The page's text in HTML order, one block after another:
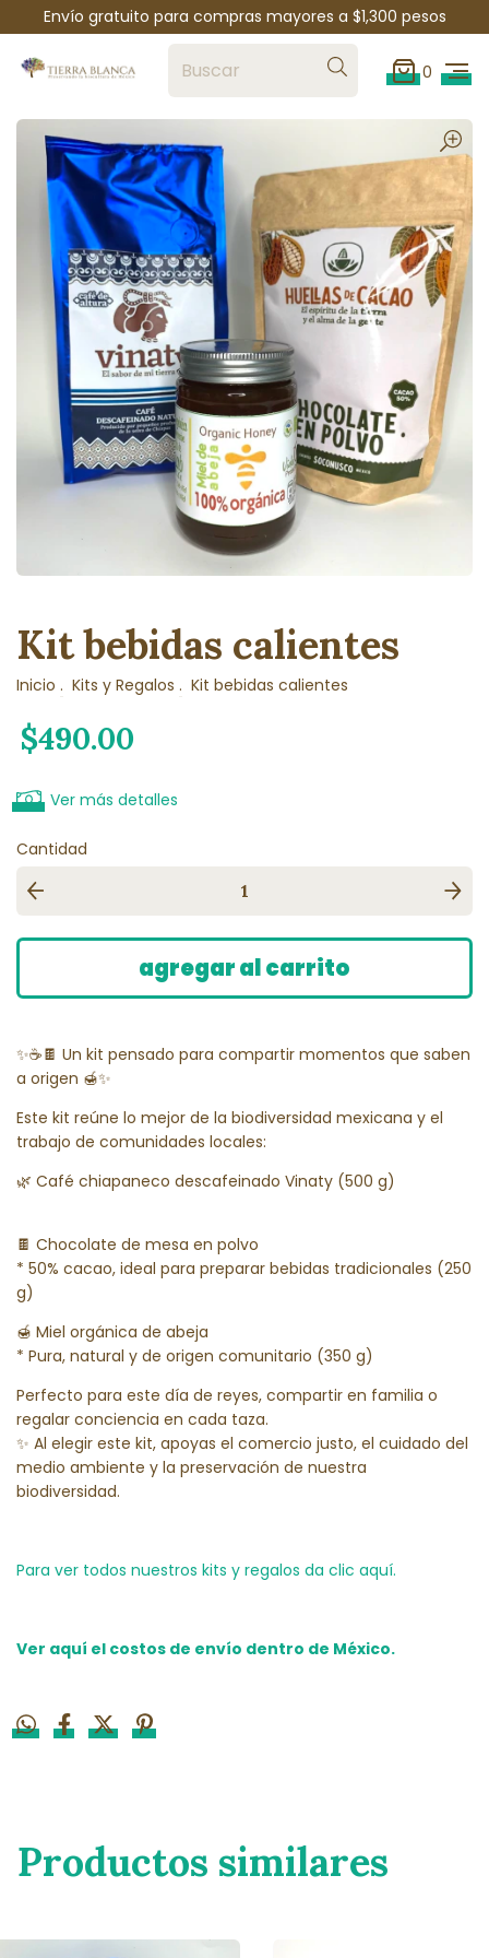
Envío gratuito para compras mayores a $1,300 pesos
0
Kit bebidas calientes
Inicio . Kits y Regalos . Kit bebidas calientes
$490.00
Ver más detalles
Cantidad
✨☕🍫 Un kit pensado para compartir momentos que saben
a origen 🍯✨
Este kit reúne lo mejor de la biodiversidad mexicana y el
trabajo de comunidades locales:
🌿 Café chiapaneco descafeinado Vinaty (500 g)
🍫 Chocolate de mesa en polvo
* 50% cacao, ideal para preparar bebidas tradicionales (250
g)
🍯 Miel orgánica de abeja
* Pura, natural y de origen comunitario (350 g)
Perfecto para este día de reyes, compartir en familia o
regalar conciencia en cada taza.
✨ Al elegir este kit, apoyas el comercio justo, el cuidado del
medio ambiente y la preservación de nuestra
biodiversidad.
Para ver todos nuestros kits y regalos da clic aquí.
Ver aquí el costos de envío dentro de México.
Productos similares